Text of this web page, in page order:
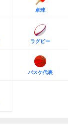
卓球
ラグビー
バスケ代表